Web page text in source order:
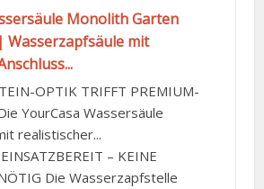
Monolith Garten
mit
OPTIK TRIFFT PREMIUM-
YourCasa Wassersäule
realistischer...
– KEINE
Die Wasserzapfstelle